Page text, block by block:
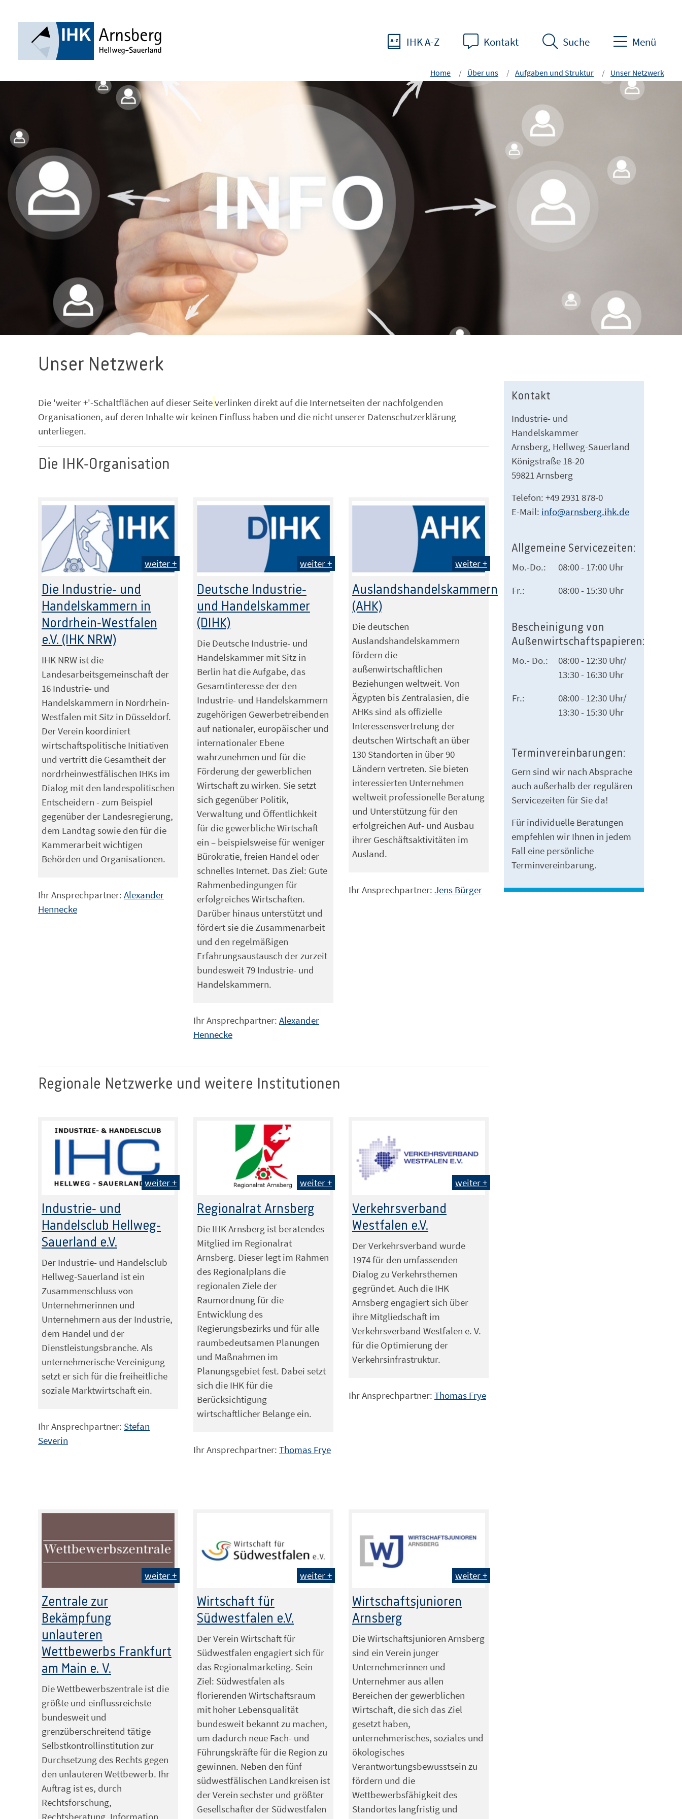
IHK A-Z Kontakt Suche Menü
Home Über uns Aufgaben und Struktur Unser Netzwerk
Unser Netzwerk
Die 'weiter +'-Schaltflächen auf dieser Seiteverlinken direkt auf die Internetseiten der nachfolgenden
Organisationen, auf deren Inhalte wir keinen Einfluss haben und die nicht unserer Datenschutzerklärung
unterliegen.
Die IHK-Organisation
weiter +
Die Industrie- und
Handelskammern in
Nordrhein-Westfalen
e.V. (IHK NRW)
IHK NRW ist die
Landesarbeitsgemeinschaft der
16 Industrie- und
Handelskammern in Nordrhein-
Westfalen mit Sitz in Düsseldorf.
Der Verein koordiniert
wirtschaftspolitische Initiativen
und vertritt die Gesamtheit der
nordrheinwestfälischen IHKs im
Dialog mit den landespolitischen
Entscheidern - zum Beispiel
gegenüber der Landesregierung,
dem Landtag sowie den für die
Kammerarbeit wichtigen
Behörden und Organisationen.
Ihr Ansprechpartner: Alexander
Hennecke
weiter +
Deutsche Industrie-
und Handelskammer
(DIHK)
Die Deutsche Industrie- und
Handelskammer mit Sitz in
Berlin hat die Aufgabe, das
Gesamtinteresse der den
Industrie- und Handelskammern
zugehörigen Gewerbetreibenden
auf nationaler, europäischer und
internationaler Ebene
wahrzunehmen und für die
Förderung der gewerblichen
Wirtschaft zu wirken. Sie setzt
sich gegenüber Politik,
Verwaltung und Öffentlichkeit
für die gewerbliche Wirtschaft
ein – beispielsweise für weniger
Bürokratie, freien Handel oder
schnelles Internet. Das Ziel: Gute
Rahmenbedingungen für
erfolgreiches Wirtschaften.
Darüber hinaus unterstützt und
fördert sie die Zusammenarbeit
und den regelmäßigen
Erfahrungsaustausch der zurzeit
bundesweit 79 Industrie- und
Handelskammern.
Ihr Ansprechpartner: Alexander
Hennecke
weiter +
Auslandshandelskammern
(AHK)
Die deutschen
Auslandshandelskammern
fördern die
außenwirtschaftlichen
Beziehungen weltweit. Von
Ägypten bis Zentralasien, die
AHKs sind als offizielle
Interessensvertretung der
deutschen Wirtschaft an über
130 Standorten in über 90
Ländern vertreten. Sie bieten
interessierten Unternehmen
weltweit professionelle Beratung
und Unterstützung für den
erfolgreichen Auf- und Ausbau
ihrer Geschäftsaktivitäten im
Ausland.
Ihr Ansprechpartner: Jens Bürger
Regionale Netzwerke und weitere Institutionen
weiter +
Industrie- und
Handelsclub Hellweg-
Sauerland e.V.
Der Industrie- und Handelsclub
Hellweg-Sauerland ist ein
Zusammenschluss von
Unternehmerinnen und
Unternehmern aus der Industrie,
dem Handel und der
Dienstleistungsbranche. Als
unternehmerische Vereinigung
setzt er sich für die freiheitliche
soziale Marktwirtschaft ein.
Ihr Ansprechpartner: Stefan
Severin
weiter +
Regionalrat Arnsberg
Die IHK Arnsberg ist beratendes
Mitglied im Regionalrat
Arnsberg. Dieser legt im Rahmen
des Regionalplans die
regionalen Ziele der
Raumordnung für die
Entwicklung des
Regierungsbezirks und für alle
raumbedeutsamen Planungen
und Maßnahmen im
Planungsgebiet fest. Dabei setzt
sich die IHK für die
Berücksichtigung
wirtschaftlicher Belange ein.
Ihr Ansprechpartner: Thomas Frye
weiter +
Verkehrsverband
Westfalen e.V.
Der Verkehrsverband wurde
1974 für den umfassenden
Dialog zu Verkehrsthemen
gegründet. Auch die IHK
Arnsberg engagiert sich über
ihre Mitgliedschaft im
Verkehrsverband Westfalen e. V.
für die Optimierung der
Verkehrsinfrastruktur.
Ihr Ansprechpartner: Thomas Frye
weiter +
Zentrale zur
Bekämpfung
unlauteren
Wettbewerbs Frankfurt
am Main e. V.
Die Wettbewerbszentrale ist die
größte und einflussreichste
bundesweit und
grenzüberschreitend tätige
Selbstkontrollinstitution zur
Durchsetzung des Rechts gegen
den unlauteren Wettbewerb. Ihr
Auftrag ist es, durch
Rechtsforschung,
Rechtsberatung, Information
weiter +
Wirtschaft für
Südwestfalen e.V.
Der Verein Wirtschaft für
Südwestfalen engagiert sich für
das Regionalmarketing. Sein
Ziel: Südwestfalen als
florierenden Wirtschaftsraum
mit hoher Lebensqualität
bundesweit bekannt zu machen,
um dadurch neue Fach- und
Führungskräfte für die Region zu
gewinnen. Neben den fünf
südwestfälischen Landkreisen ist
der Verein sechster und größter
Gesellschafter der Südwestfalen
weiter +
Wirtschaftsjunioren
Arnsberg
Die Wirtschaftsjunioren Arnsberg
sind ein Verein junger
Unternehmerinnen und
Unternehmer aus allen
Bereichen der gewerblichen
Wirtschaft, die sich das Ziel
gesetzt haben,
unternehmerisches, soziales und
ökologisches
Verantwortungsbewusstsein zu
fördern und die
Wettbewerbsfähigkeit des
Standortes langfristig und
Kontakt
Industrie- und
Handelskammer
Arnsberg, Hellweg-Sauerland
Königstraße 18-20
59821 Arnsberg
Telefon: +49 2931 878-0
E-Mail: info@arnsberg.ihk.de
Allgemeine Servicezeiten:
Mo.-Do.:
08:00 - 17:00 Uhr
Fr.:
08:00 - 15:30 Uhr
Bescheinigung von
Außenwirtschaftspapieren:
Mo.- Do.:
08:00 - 12:30 Uhr/
13:30 - 16:30 Uhr
Fr.:
08:00 - 12:30 Uhr/
13:30 - 15:30 Uhr
Terminvereinbarungen:
Gern sind wir nach Absprache
auch außerhalb der regulären
Servicezeiten für Sie da!
Für individuelle Beratungen
empfehlen wir Ihnen in jedem
Fall eine persönliche
Terminvereinbarung.